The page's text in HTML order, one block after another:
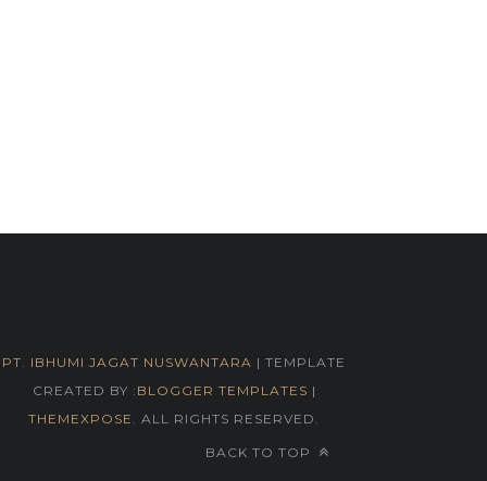
PT. IBHUMI JAGAT NUSWANTARA | TEMPLATE
CREATED BY : BLOGGER TEMPLATES |
THEMEXPOSE . ALL RIGHTS RESERVED.
BACK TO TOP